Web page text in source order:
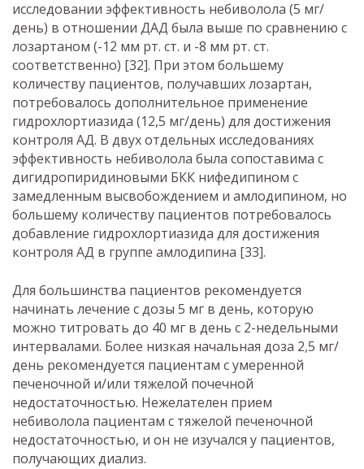
исследовании эффективность небиволола (5 мг/
день) в отношении ДАД была выше по сравнению с
лозартаном (-12 мм рт. ст. и -8 мм рт. ст.
соответственно) [32]. При этом большему
количеству пациентов, получавших лозартан,
потребовалось дополнительное применение
гидрохлортиазида (12,5 мг/день) для достижения
контроля АД. В двух отдельных исследованиях
эффективность небиволола была сопоставима с
дигидропиридиновыми БКК нифедипином с
замедленным высвобождением и амлодипином, но
большему количеству пациентов потребовалось
добавление гидрохлортиазида для достижения
контроля АД в группе амлодипина [33].
Для большинства пациентов рекомендуется
начинать лечение с дозы 5 мг в день, которую
можно титровать до 40 мг в день с 2-недельными
интервалами. Более низкая начальная доза 2,5 мг/
день рекомендуется пациентам с умеренной
печеночной и/или тяжелой почечной
недостаточностью. Нежелателен прием
небиволола пациентам с тяжелой печеночной
недостаточностью, и он не изучался у пациентов,
получающих диализ.